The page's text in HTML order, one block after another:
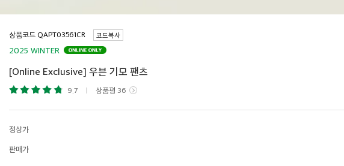
상품코드 코드복사
2025 WINTER
[Online Exclusive] 우븐 기모 팬츠
9.7 상품평 36
정상가
판매가